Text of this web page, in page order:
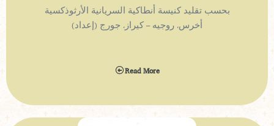
بحسب تقليد كنيسة أنطاكية السريانية الأرثوذكسية
أخرس، روجيه – كيراز، جورج (إعداد)
Read More